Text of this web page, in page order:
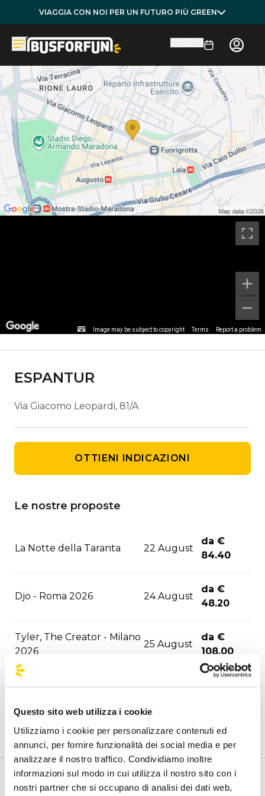
Questo sito web utilizza i cookie
Utilizziamo i cookie per personalizzare contenuti ed
annunci, per fornire funzionalità dei social media e per
analizzare il nostro traffico. Condividiamo inoltre
informazioni sul modo in cui utilizza il nostro sito con i
nostri partner che si occupano di analisi dei dati web,
VIAGGIA CON NOI PER UN FUTURO PIÙ GREEN
Image may be subject to copyright Terms Report a problem
Dettaglio agenzia
ESPANTUR
Via Giacomo Leopardi, 81/A
OTTIENI INDICAZIONI
Le nostre proposte
La Notte della Taranta 22 August
da €
84.40
Djo - Roma 2026 24 August
da €
48.20
Tyler, The Creator - Milano
2026
25 August
da €
108.00
05
da €
David Guetta - Milano
2026
06
September
da €
99.60
ASAP Rocky - Milano 2026
Benvenuto nella pagina delle agenzie ufficiali di